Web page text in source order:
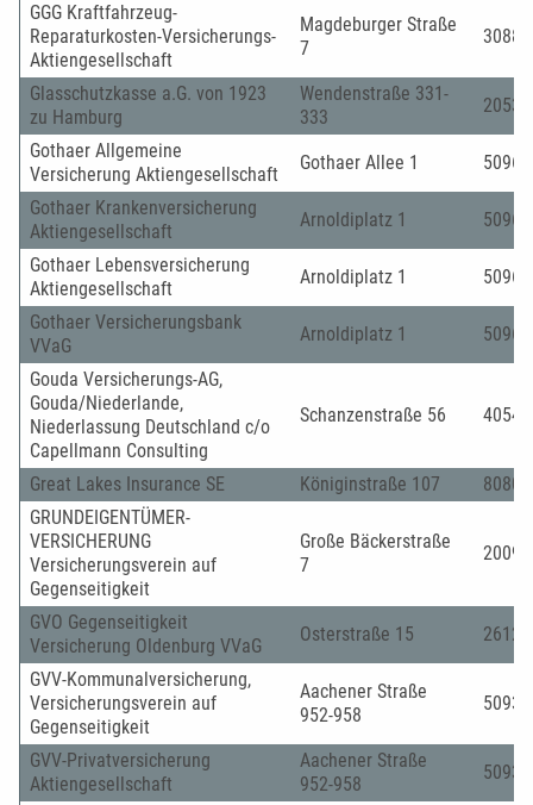
GGG Kraftfahrzeug-
Reparaturkosten-Versicherungs-
Aktiengesellschaft
Magdeburger Straße
7
30880
Glasschutzkasse a.G. von 1923
zu Hamburg
Wendenstraße 331-
333
20537
Gothaer Allgemeine
Versicherung Aktiengesellschaft
Gothaer Allee 1
50969
Gothaer Krankenversicherung
Aktiengesellschaft
Arnoldiplatz 1
50969
Gothaer Lebensversicherung
Aktiengesellschaft
Arnoldiplatz 1
50969
Gothaer Versicherungsbank
VVaG
Arnoldiplatz 1
50969
Gouda Versicherungs-AG,
Gouda/Niederlande,
Niederlassung Deutschland c/o
Capellmann Consulting
Schanzenstraße 56 40549
Great Lakes Insurance SE Königinstraße 107
80802
GRUNDEIGENTÜMER-
VERSICHERUNG
Versicherungsverein auf
Gegenseitigkeit
Große Bäckerstraße
7
20095
GVO Gegenseitigkeit
Versicherung Oldenburg VVaG
Osterstraße 15
26122
GVV-Kommunalversicherung,
Versicherungsverein auf
Gegenseitigkeit
Aachener Straße
952-958
50933
GVV-Privatversicherung
Aktiengesellschaft
Aachener Straße
952-958
50933